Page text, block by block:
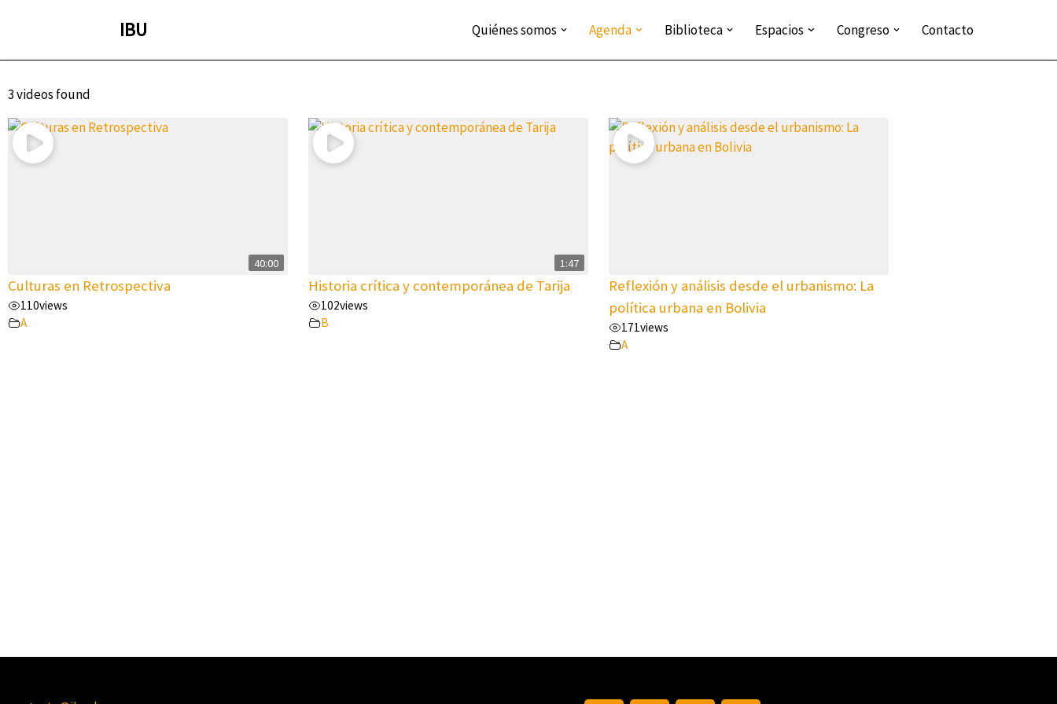
al
contenido
IBU Quiénes somos Agenda Biblioteca Espacios Congreso Contacto
3 videos found
40:00
Culturas en Retrospectiva
110views
A
1:47
Historia crítica y contemporánea de Tarija
102views
B
Reflexión y análisis desde el urbanismo: La
política urbana en Bolivia
171views
A